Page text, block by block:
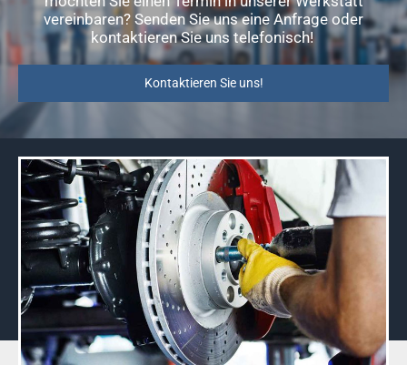
vereinbaren? Senden Sie uns eine Anfrage oder
kontaktieren Sie uns telefonisch!
Kontaktieren Sie uns!